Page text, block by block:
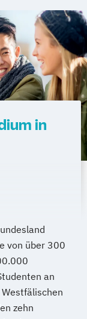
in
von über 300
an
zehn